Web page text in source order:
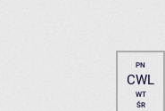
PN
CWL
WT
ŚR